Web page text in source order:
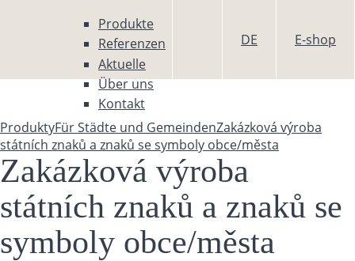
Produkte
Referenzen
Aktuelle
Über uns
Kontakt
DE E-shop
Sie sind hier
ProduktyFür Städte und GemeindenZakázková výroba
státních znaků a znaků se symboly obce/města
Zakázková výroba
státních znaků a znaků se
symboly obce/města